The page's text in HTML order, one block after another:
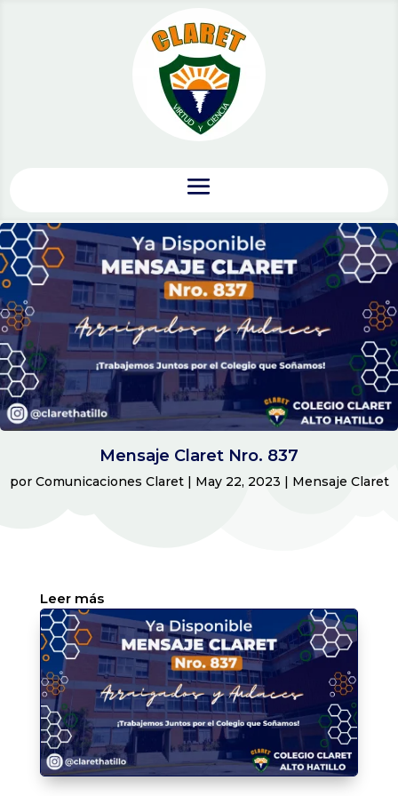
Mensaje Claret Nro. 837
por Comunicaciones Claret| May 22, 2023 | Mensaje Claret
Leer más:
Mensaje
Claret
Nro.
837